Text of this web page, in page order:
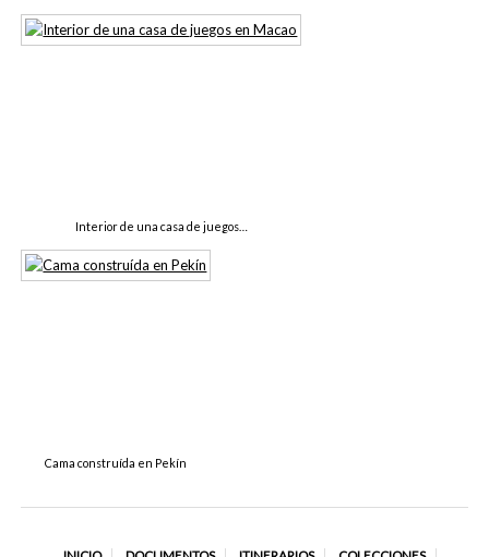
Interior de una casa de juegos…
Cama construída en Pekín